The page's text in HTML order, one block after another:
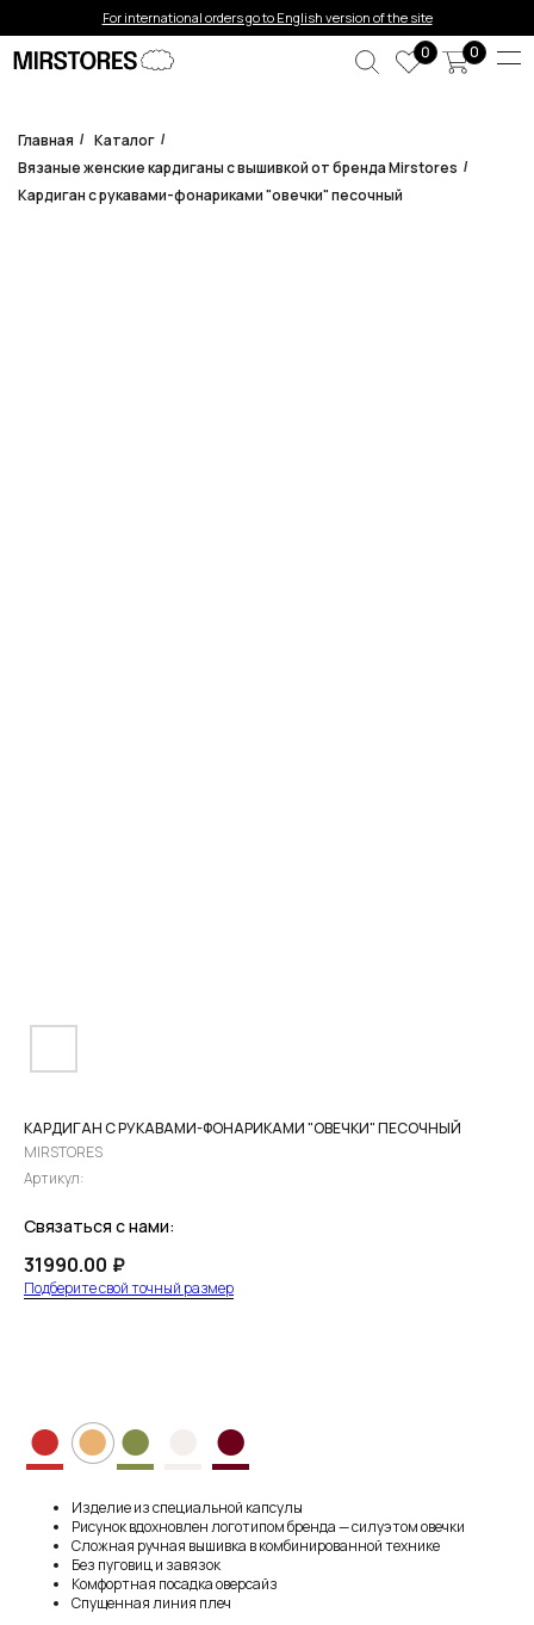
0
0
For international orders go to English version of the site
Error get alias
Главная / Каталог /
Вязаные женские кардиганы с вышивкой от бренда Mirstores /
Кардиган с рукавами-фонариками "овечки" песочный
КАРДИГАН С РУКАВАМИ-ФОНАРИКАМИ "ОВЕЧКИ" ПЕСОЧНЫЙ
MIRSTORES
Артикул:
Связаться с нами:
31990.00 ₽
Подберите свой точный размер
●●● ●
Изделие из специальной капсулы
Рисунок вдохновлен логотипом бренда — силуэтом овечки
Сложная ручная вышивка в комбинированной технике
Без пуговиц и завязок
Комфортная посадка оверсайз
Спущенная линия плеч